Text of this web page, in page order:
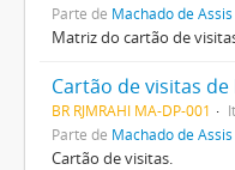
Parte de Machado de Assis
Matriz do cartão de
Cartão de visitas
BR RJMRAHI MA-DP-001
Parte de Machado de Assis
Cartão de visitas.